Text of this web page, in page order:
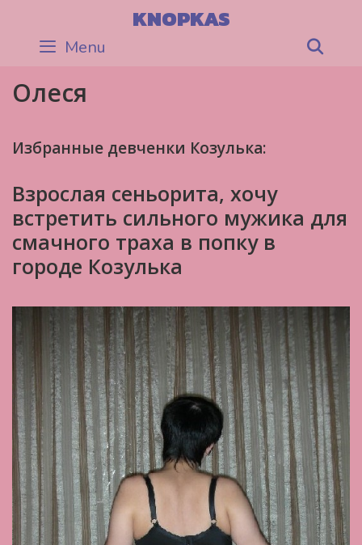
content
KNOPKAS
Menu
Олеся
Избранные девченки Козулька:
Взрослая сеньорита, хочу
встретить сильного мужика для
смачного траха в попку в
городе Козулька